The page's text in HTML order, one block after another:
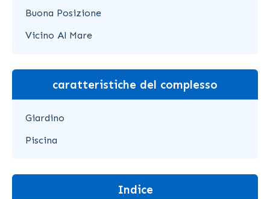
Buona Posizione
Vicino Al Mare
caratteristiche del complesso
Giardino
Piscina
Indice